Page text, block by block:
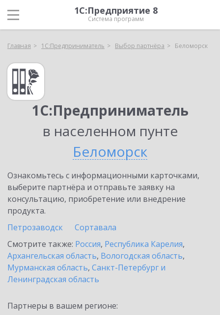
1С:Предприятие 8
Система программ
Главная 1С:Предприниматель Выбор партнёра Беломорск
1С:Предприниматель
в населенном пунте
Беломорск
Ознакомьтесь с информационными карточками,
выберите партнёра и отправьте заявку на
консультацию, приобретение или внедрение
продукта.
Петрозаводск
Сортавала
Смотрите также: Россия, Республика Карелия,
Архангельская область, Вологодская область,
Мурманская область, Санкт-Петербург и
Ленинградская область
Партнеры в вашем регионе: